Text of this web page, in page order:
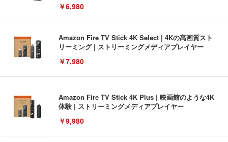
￥6,980
Amazon Fire TV Stick 4K Select | 4Kの高画質スト
リーミング | ストリーミングメディアプレイヤー
￥7,980
Amazon Fire TV Stick 4K Plus | 映画館のような4K
体験 | ストリーミングメディアプレイヤー
￥9,980